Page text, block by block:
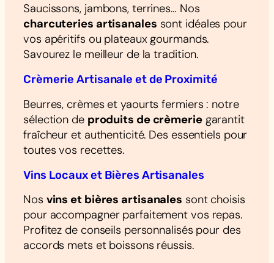
Saucissons, jambons, terrines… Nos
charcuteries artisanales sont idéales pour
vos apéritifs ou plateaux gourmands.
Savourez le meilleur de la tradition.
Crèmerie Artisanale et de Proximité
Beurres, crèmes et yaourts fermiers : notre
sélection de produits de crèmeriegarantit
fraîcheur et authenticité. Des essentiels pour
toutes vos recettes.
Vins Locaux et Bières Artisanales
Nos vins et bières artisanales sont choisis
pour accompagner parfaitement vos repas.
Profitez de conseils personnalisés pour des
accords mets et boissons réussis.